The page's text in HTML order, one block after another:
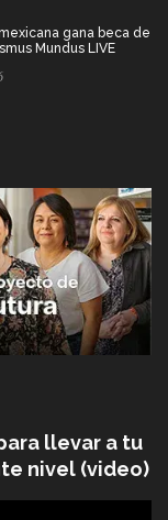
gana beca de
Mundus LIVE
llevar a tu
nivel (video)